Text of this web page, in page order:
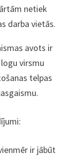
netiek
darba vietās.
avots ir
virsmu
telpas
ir jābūt